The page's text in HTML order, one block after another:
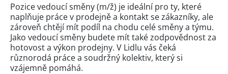
Pozice vedoucí směny (m/ž) je ideální pro ty, které
naplňuje práce v prodejně a kontakt se zákazníky, ale
zároveň chtějí mít podíl na chodu celé směny a týmu.
Jako vedoucí směny budete mít také zodpovědnost za
hotovost a výkon prodejny. V Lidlu vás čeká
různorodá práce a soudržný kolektiv, který si
vzájemně pomáhá.